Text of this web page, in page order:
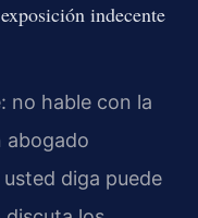
indecente
no hable con la
abogado
diga puede